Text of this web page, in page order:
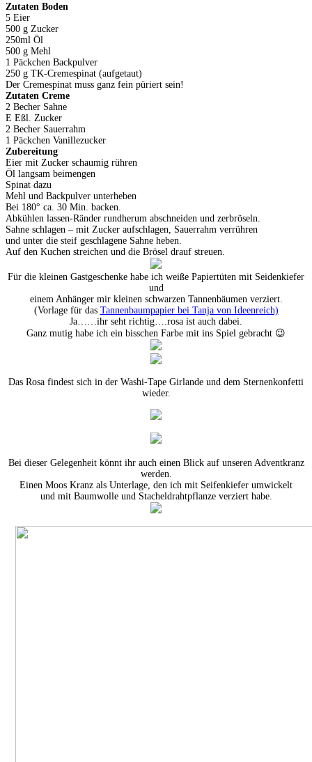
Zutaten Boden
5 Eier
500 g Zucker
250ml Öl
500 g Mehl
1 Päckchen Backpulver
250 g TK-Cremespinat (aufgetaut)
Der Cremespinat muss ganz fein püriert sein!
Zutaten Creme
2 Becher Sahne
E Eßl. Zucker
2 Becher Sauerrahm
1 Päckchen Vanillezucker
Zubereitung
Eier mit Zucker schaumig rühren
Öl langsam beimengen
Spinat dazu
Mehl und Backpulver unterheben
Bei 180° ca. 30 Min. backen.
Abkühlen lassen-Ränder rundherum abschneiden und zerbröseln.
Sahne schlagen – mit Zucker aufschlagen, Sauerrahm verrühren
und unter die steif geschlagene Sahne heben.
Auf den Kuchen streichen und die Brösel drauf streuen.
Für die kleinen Gastgeschenke habe ich weiße Papiertüten mit Seidenkiefer
und
einem Anhänger mir kleinen schwarzen Tannenbäumen verziert.
(Vorlage für das Tannenbaumpapier bei Tanja von Ideenreich)
Ja……ihr seht richtig….rosa ist auch dabei.
Ganz mutig habe ich ein bisschen Farbe mit ins Spiel gebracht 😉
Das Rosa findest sich in der Washi-Tape Girlande und dem Sternenkonfetti
wieder.
Bei dieser Gelegenheit könnt ihr auch einen Blick auf unseren Adventkranz
werden.
Einen Moos Kranz als Unterlage, den ich mit Seifenkiefer umwickelt
und mit Baumwolle und Stacheldrahtpflanze verziert habe.